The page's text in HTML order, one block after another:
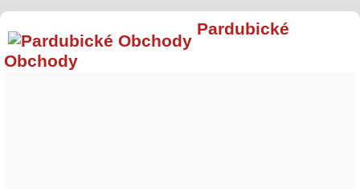
Pardubické
Obchody